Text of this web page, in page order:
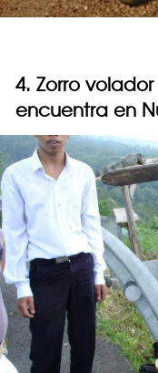
4. Zorro
encuentra en